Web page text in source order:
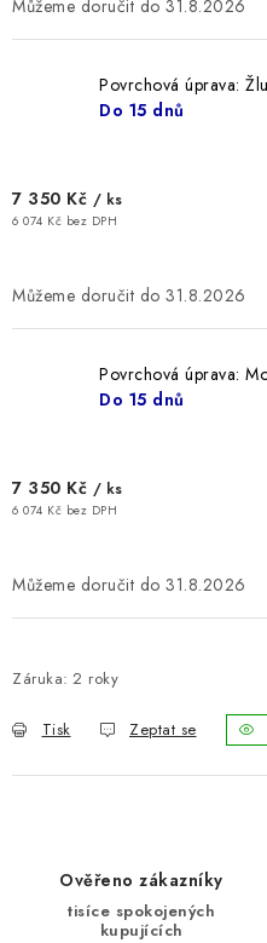
31.8.2026
Povrchová úprava:
Do 15 dnů
7 350 Kč / ks
6 074 Kč bez DPH
31.8.2026
Povrchová úprava:
Do 15 dnů
7 350 Kč / ks
6 074 Kč bez DPH
31.8.2026
Záruka: 2 roky
Tisk Zeptat se
Ověřeno zákazníky
tisíce spokojených
kupujících